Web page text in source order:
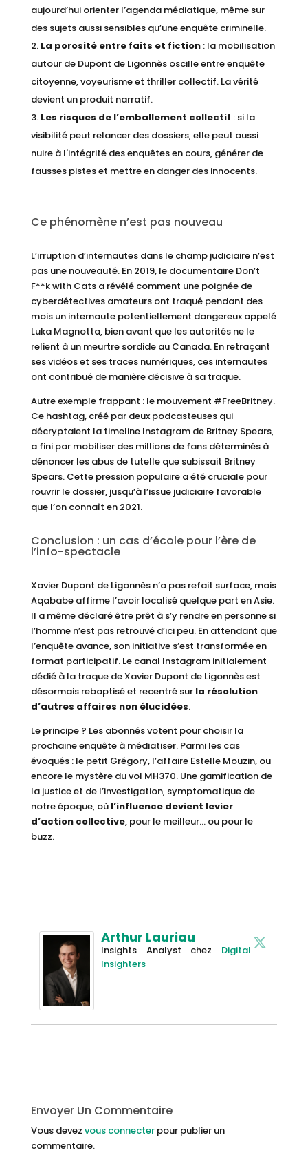
aujourd’hui orienter l’agenda médiatique, même sur
des sujets aussi sensibles qu’une enquête criminelle.
La porosité entre faits et fiction: la mobilisation
autour de Dupont de Ligonnès oscille entre enquête
citoyenne, voyeurisme et thriller collectif. La vérité
devient un produit narratif.
Les risques de l’emballement collectif : si la
visibilité peut relancer des dossiers, elle peut aussi
nuire à l'intégrité des enquêtes en cours, générer de
fausses pistes et mettre en danger des innocents.
Ce phénomène n’est pas nouveau
L’irruption d’internautes dans le champ judiciaire n’est
pas une nouveauté. En 2019, le documentaire Don’t
F**k with Cats a révélé comment une poignée de
cyberdétectives amateurs ont traqué pendant des
mois un internaute potentiellement dangereux appelé
Luka Magnotta, bien avant que les autorités ne le
relient à un meurtre sordide au Canada. En retraçant
ses vidéos et ses traces numériques, ces internautes
ont contribué de manière décisive à sa traque.
Autre exemple frappant : le mouvement #FreeBritney.
Ce hashtag, créé par deux podcasteuses qui
décryptaient la timeline Instagram de Britney Spears,
a fini par mobiliser des millions de fans déterminés à
dénoncer les abus de tutelle que subissait Britney
Spears. Cette pression populaire a été cruciale pour
rouvrir le dossier, jusqu’à l’issue judiciaire favorable
que l’on connaît en 2021.
Conclusion : un cas d’école pour l’ère de
l’info-spectacle
Xavier Dupont de Ligonnès n’a pas refait surface, mais
Aqababe affirme l’avoir localisé quelque part en Asie.
Il a même déclaré être prêt à s’y rendre en personne si
l’homme n’est pas retrouvé d’ici peu. En attendant que
l’enquête avance, son initiative s’est transformée en
format participatif. Le canal Instagram initialement
dédié à la traque de Xavier Dupont de Ligonnès est
désormais rebaptisé et recentré sur la résolution
d’autres affaires non élucidées.
Le principe ? Les abonnés votent pour choisir la
prochaine enquête à médiatiser. Parmi les cas
évoqués : le petit Grégory, l’affaire Estelle Mouzin, ou
encore le mystère du vol MH370. Une gamification de
la justice et de l’investigation, symptomatique de
notre époque, où l’influence devient levier
d’action collective, pour le meilleur… ou pour le
buzz.
Arthur Lauriau
Insights Analyst chez Digital
Insighters
Envoyer Un Commentaire
Vous devez vous connecterpour publier un
commentaire.